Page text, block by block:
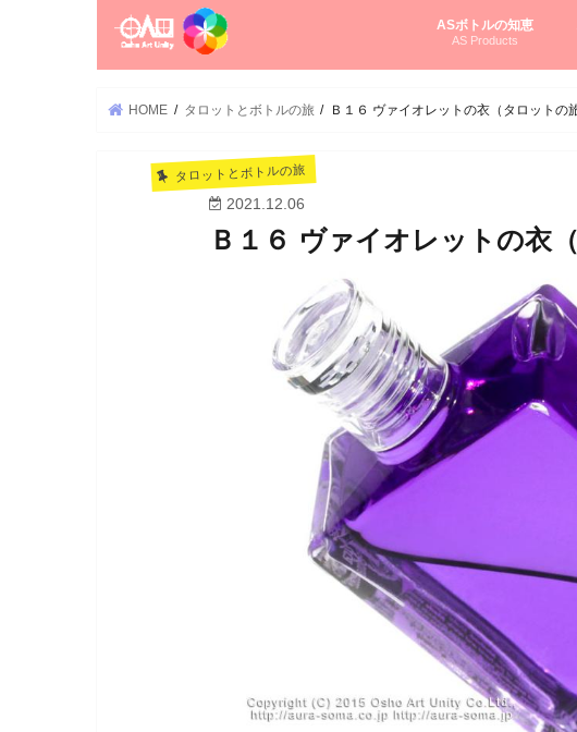
ASボトルの知恵
AS Products
HOME タロットとボトルの旅 Ｂ１６ ヴァイオレットの衣（タロットの
タロットとボトルの旅
2021.12.06
Ｂ１６ ヴァイオレットの衣